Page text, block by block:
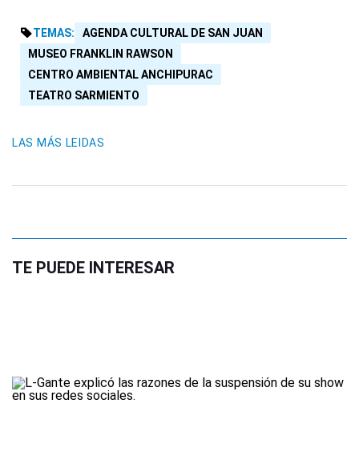
TEMAS:
AGENDA CULTURAL DE SAN JUAN
MUSEO FRANKLIN RAWSON
CENTRO AMBIENTAL ANCHIPURAC
TEATRO SARMIENTO
LAS MÁS LEIDAS
TE PUEDE INTERESAR